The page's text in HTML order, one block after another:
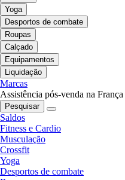
Yoga
Desportos de combate
Roupas
Calçado
Equipamentos
Liquidação
Marcas
Assistência pós-venda na França
Pesquisar
Saldos
Fitness e Cardio
Musculação
Crossfit
Yoga
Desportos de combate